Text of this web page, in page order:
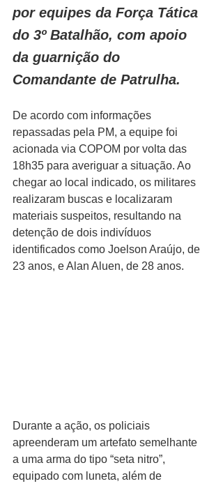
por equipes da Força Tática
do 3º Batalhão, com apoio
da guarnição do
Comandante de Patrulha.
De acordo com informações
repassadas pela PM, a equipe foi
acionada via COPOM por volta das
18h35 para averiguar a situação. Ao
chegar ao local indicado, os militares
realizaram buscas e localizaram
materiais suspeitos, resultando na
detenção de dois indivíduos
identificados como Joelson Araújo, de
23 anos, e Alan Aluen, de 28 anos.
Durante a ação, os policiais
apreenderam um artefato semelhante
a uma arma do tipo “seta nitro”,
equipado com luneta, além de